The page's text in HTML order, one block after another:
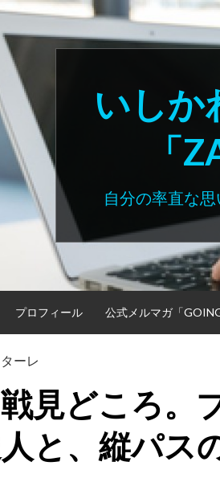
いしか
「
自分の率直な
プロフィール 公式メルマガ「
ーレ
見どころ。
と、縦パス